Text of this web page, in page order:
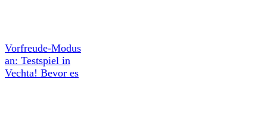
Vorfreude-Modus
an: Testspiel in
Vechta! Bevor es